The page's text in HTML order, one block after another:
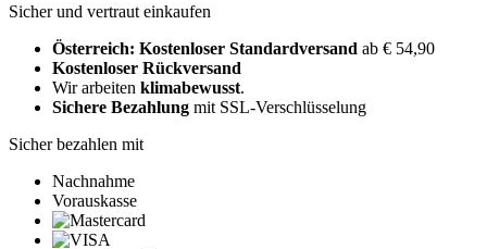
Sicher und vertraut einkaufen
Österreich: Kostenloser Standardversand ab € 54,90
Kostenloser Rückversand
Wir arbeiten klimabewusst.
Sichere Bezahlung mit SSL-Verschlüsselung
Sicher bezahlen mit
Nachnahme
Vorauskasse